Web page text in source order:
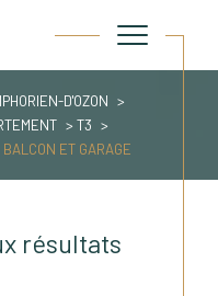
D'OZON
T3
ET GARAGE
résultats